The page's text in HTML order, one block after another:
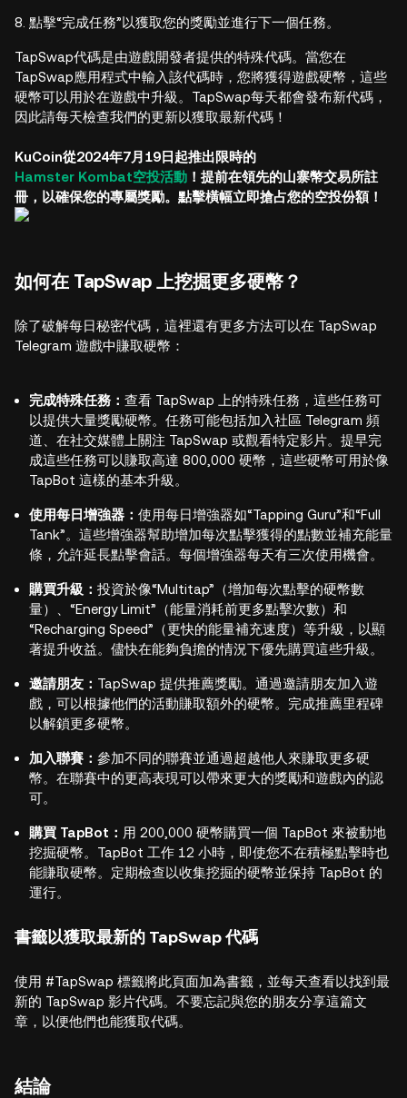
點擊“完成任務”以獲取您的獎勵並進行下一個任務。
TapSwap代碼是由遊戲開發者提供的特殊代碼。當您在
TapSwap應用程式中輸入該代碼時，您將獲得遊戲硬幣，這些
硬幣可以用於在遊戲中升級。TapSwap每天都會發布新代碼，
因此請每天檢查我們的更新以獲取最新代碼！
KuCoin從2024年7月19日起推出限時的
Hamster Kombat空投活動 ！提前在領先的山寨幣交易所註
冊，以確保您的專屬獎勵。點擊橫幅立即搶占您的空投份額！
如何在 TapSwap 上挖掘更多硬幣？
除了破解每日秘密代碼，這裡還有更多方法可以在 TapSwap
Telegram 遊戲中賺取硬幣：
完成特殊任務： 查看 TapSwap 上的特殊任務，這些任務可
以提供大量獎勵硬幣。任務可能包括加入社區 Telegram 頻
道、在社交媒體上關注 TapSwap 或觀看特定影片。提早完
成這些任務可以賺取高達 800,000 硬幣，這些硬幣可用於像
TapBot 這樣的基本升級。
使用每日增強器： 使用每日增強器如“Tapping Guru”和“Full
Tank”。這些增強器幫助增加每次點擊獲得的點數並補充能量
條，允許延長點擊會話。每個增強器每天有三次使用機會。
購買升級： 投資於像“Multitap”（增加每次點擊的硬幣數
量）、“Energy Limit”（能量消耗前更多點擊次數）和
“Recharging Speed”（更快的能量補充速度）等升級，以顯
著提升收益。儘快在能夠負擔的情況下優先購買這些升級。
邀請朋友： TapSwap 提供推薦獎勵。通過邀請朋友加入遊
戲，可以根據他們的活動賺取額外的硬幣。完成推薦里程碑
以解鎖更多硬幣。
加入聯賽： 參加不同的聯賽並通過超越他人來賺取更多硬
幣。在聯賽中的更高表現可以帶來更大的獎勵和遊戲內的認
可。
購買 TapBot： 用 200,000 硬幣購買一個 TapBot 來被動地
挖掘硬幣。TapBot 工作 12 小時，即使您不在積極點擊時也
能賺取硬幣。定期檢查以收集挖掘的硬幣並保持 TapBot 的
運行。
書籤以獲取最新的 TapSwap 代碼
使用 #TapSwap 標籤將此頁面加為書籤，並每天查看以找到最
新的 TapSwap 影片代碼。不要忘記與您的朋友分享這篇文
章，以便他們也能獲取代碼。
結論